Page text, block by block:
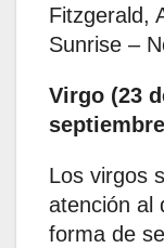
Fitzgerald,
Sunrise –
Virgo (23
Los virgos
atención al
forma de